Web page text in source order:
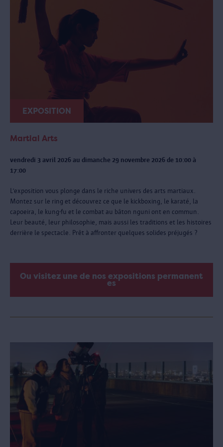
EXPOSITION
Martial Arts
vendredi 3 avril 2026 au dimanche 29 novembre 2026 de 10:00 à
17:00
L’exposition vous plonge dans le riche univers des arts martiaux.
Montez sur le ring et découvrez ce que le kickboxing, le karaté, la
capoeira, le kung-fu et le combat au bâton nguni ont en commun.
Leur beauté, leur philosophie, mais aussi les traditions et les histoires
derrière le spectacle. Prêt à affronter quelques solides préjugés ?
Ou visitez une de nos expositions permanent
es